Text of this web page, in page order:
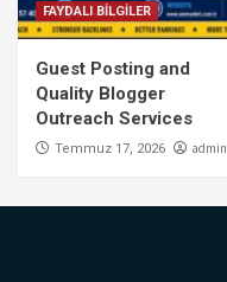
FAYDALI BİLGİLER
Guest Posting and
Quality Blogger
Outreach Services
Temmuz 17, 2026 admin